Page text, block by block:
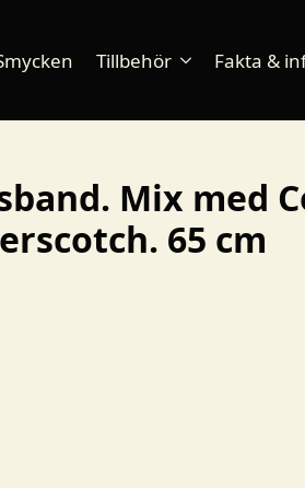
Tillbehör Fakta &
Mix med
65 cm